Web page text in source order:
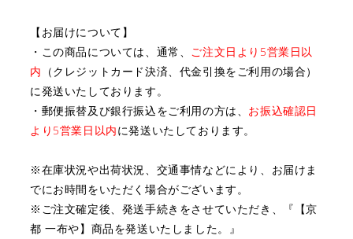
【お届けについて】
・この商品については、通常、 ご注文日より5営業日以
内 （クレジットカード決済、代金引換をご利用の場合）
に発送いたしております。
・郵便振替及び銀行振込をご利用の方は、 お振込確認日
より5営業日以内に発送いたしております。
※在庫状況や出荷状況、交通事情などにより、お届けま
でにお時間をいただく場合がございます。
※ご注文確定後、発送手続きをさせていただき、『【京
都 一布や】商品を発送いたしました。』